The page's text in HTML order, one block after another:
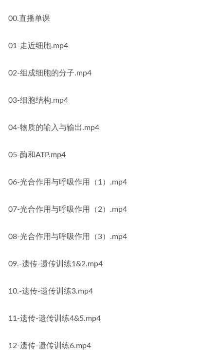
00.直播单课
01-走近细胞.mp4
02-组成细胞的分子.mp4
03-细胞结构.mp4
04-物质的输入与输出.mp4
05-酶和ATP.mp4
06-光合作用与呼吸作用（1）.mp4
07-光合作用与呼吸作用（2）.mp4
08-光合作用与呼吸作用（3）.mp4
09.-遗传-遗传训练1&2.mp4
10.-遗传-遗传训练3.mp4
11-遗传-遗传训练4&5.mp4
12-遗传-遗传训练6.mp4